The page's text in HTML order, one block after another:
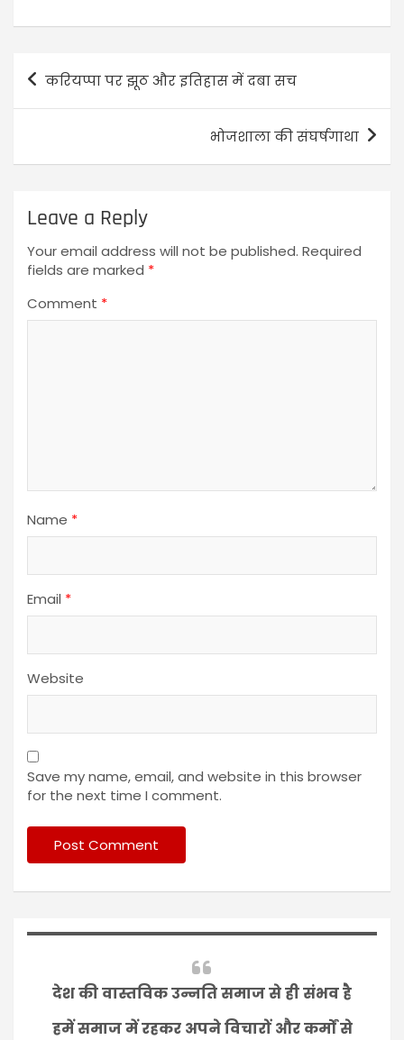
करियप्पा पर झूठ और इतिहास में दबा सच
भोजशाला की संघर्षगाथा
Leave a Reply
Your email address will not be published. Required
fields are marked *
Comment *
Name *
Email *
Website
Save my name, email, and website in this browser
for the next time I comment.
देश की वास्तविक उन्नति समाज से ही संभव है
हमें समाज में रहकर अपने विचारों और कर्मों से